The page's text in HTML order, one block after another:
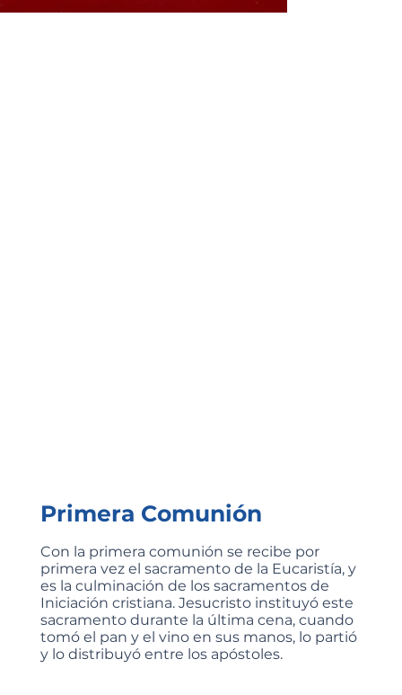
Primera Comunión
Con la primera comunión se recibe por
primera vez el sacramento de la Eucaristía, y
es la culminación de los sacramentos de
Iniciación cristiana. Jesucristo instituyó este
sacramento durante la última cena, cuando
tomó el pan y el vino en sus manos, lo partió
y lo distribuyó entre los apóstoles.